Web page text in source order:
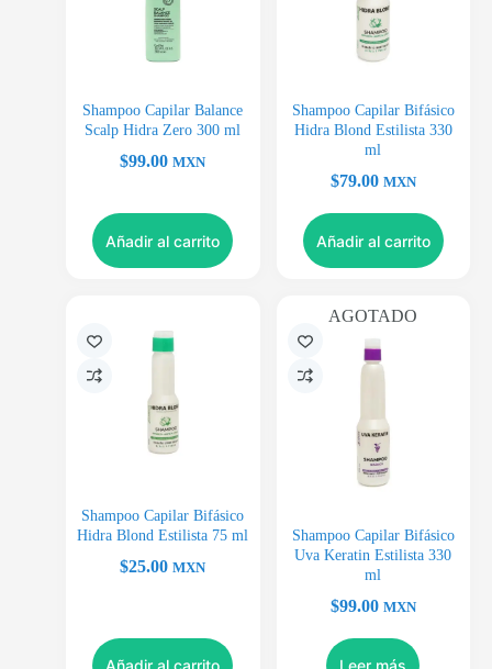
Shampoo Capilar Balance
Scalp Hidra Zero 300 ml
$99.00 MXN
Añadir al carrito
Shampoo Capilar Bifásico
Hidra Blond Estilista 330
ml
$79.00 MXN
Añadir al carrito
Shampoo Capilar Bifásico
Hidra Blond Estilista 75 ml
$25.00 MXN
AGOTADO
Shampoo Capilar Bifásico
Uva Keratin Estilista 330
ml
$99.00 MXN